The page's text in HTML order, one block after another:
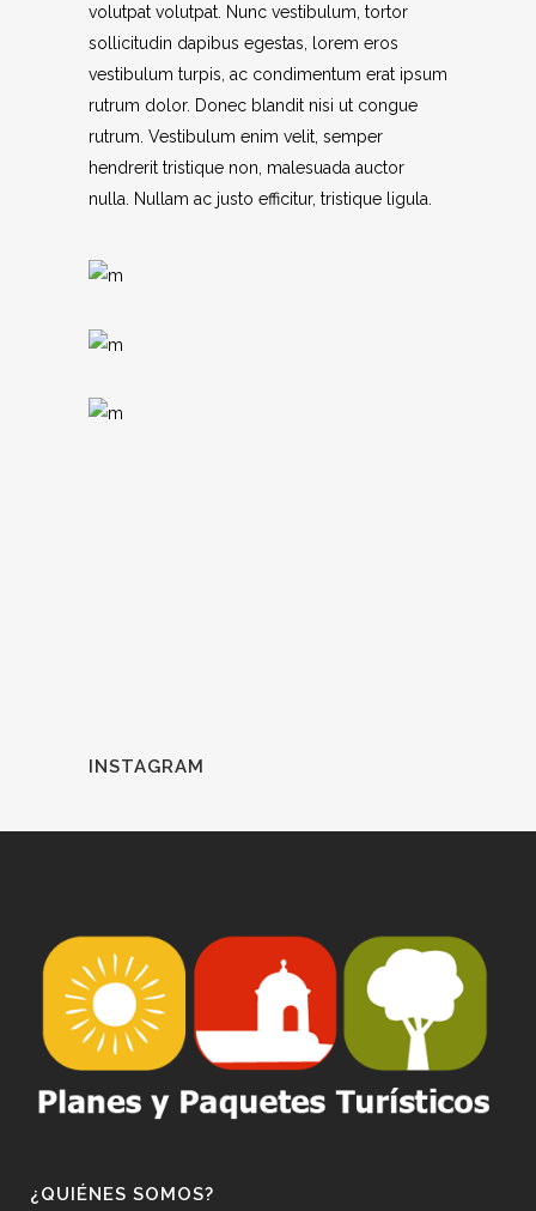
volutpat volutpat. Nunc vestibulum, tortor
sollicitudin dapibus egestas, lorem eros
vestibulum turpis, ac condimentum erat ipsum
rutrum dolor. Donec blandit nisi ut congue
rutrum. Vestibulum enim velit, semper
hendrerit tristique non, malesuada auctor
nulla. Nullam ac justo efficitur, tristique ligula.
INSTAGRAM
¿QUIÉNES SOMOS?